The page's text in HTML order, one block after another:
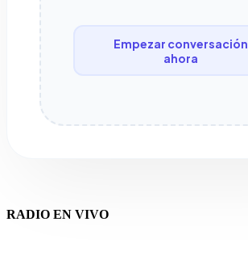
Empezar conversación
ahora
RADIO EN VIVO